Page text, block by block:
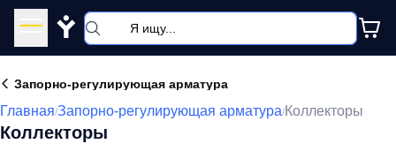
Y
Запорно-регулирующая арматура
Главная/Запорно-регулирующая арматура/Коллекторы
Коллекторы